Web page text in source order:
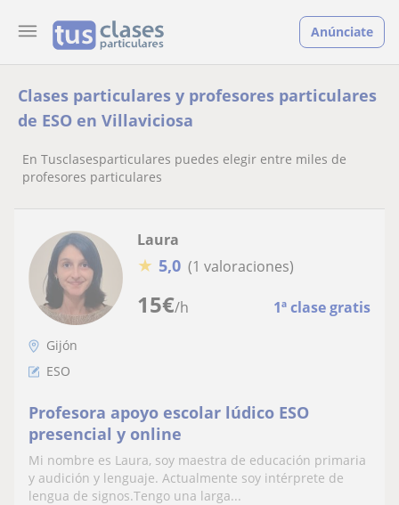
Anúnciate
Clases particulares y profesores particulares
de ESO en Villaviciosa
En Tusclasesparticulares puedes elegir entre miles de
profesores particulares
15€/h 1ª clase gratis
Laura
★ 5,0 (1 valoraciones)
Gijón
ESO
Profesora apoyo escolar lúdico ESO
presencial y online
Mi nombre es Laura, soy maestra de educación primaria
y audición y lenguaje. Actualmente soy intérprete de
lengua de signos.Tengo una larga...